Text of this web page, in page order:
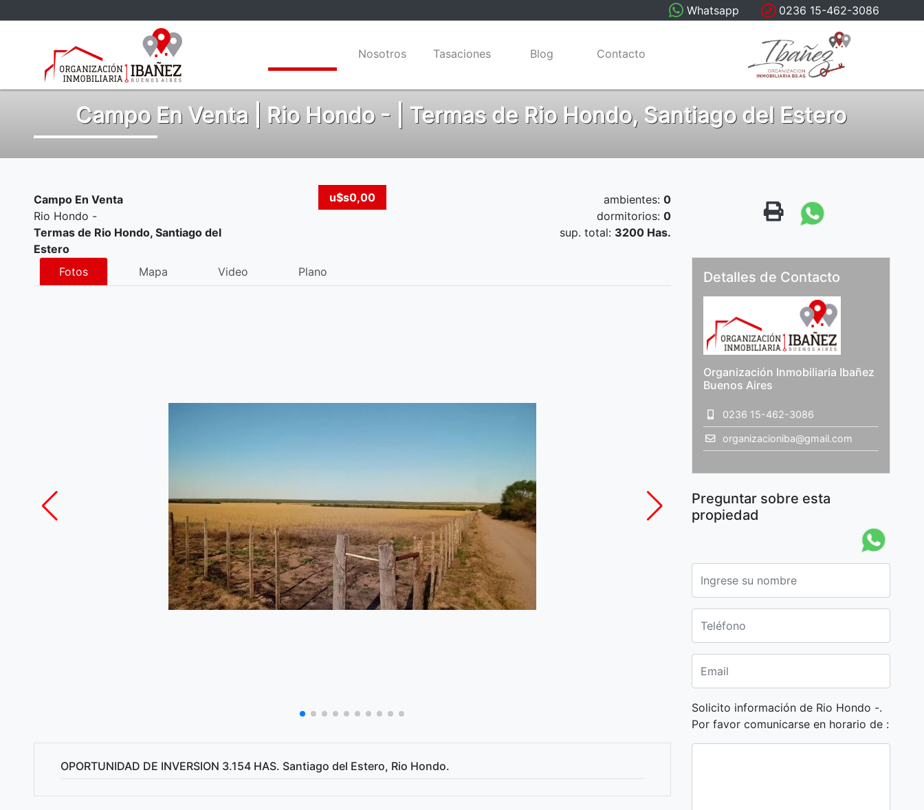
Whatsapp 0236 15-462-3086
Nosotros Tasaciones Blog Contacto
Campo En Venta | Rio Hondo - | Termas de Rio Hondo, Santiago del Estero
Campo En Venta
Rio Hondo -
Termas de Rio Hondo, Santiago del
Estero
u$s0,00 ambientes:0
dormitorios:0
sup. total: 3200 Has.
Fotos Mapa Video Plano
OPORTUNIDAD DE INVERSION 3.154 HAS. Santiago del Estero, Rio Hondo.
Detalles de Contacto
Organización Inmobiliaria Ibañez
Buenos Aires
0236 15-462-3086
organizacioniba@gmail.com
Preguntar sobre esta
propiedad
Solicito información de Rio Hondo -.
Por favor comunicarse en horario de :